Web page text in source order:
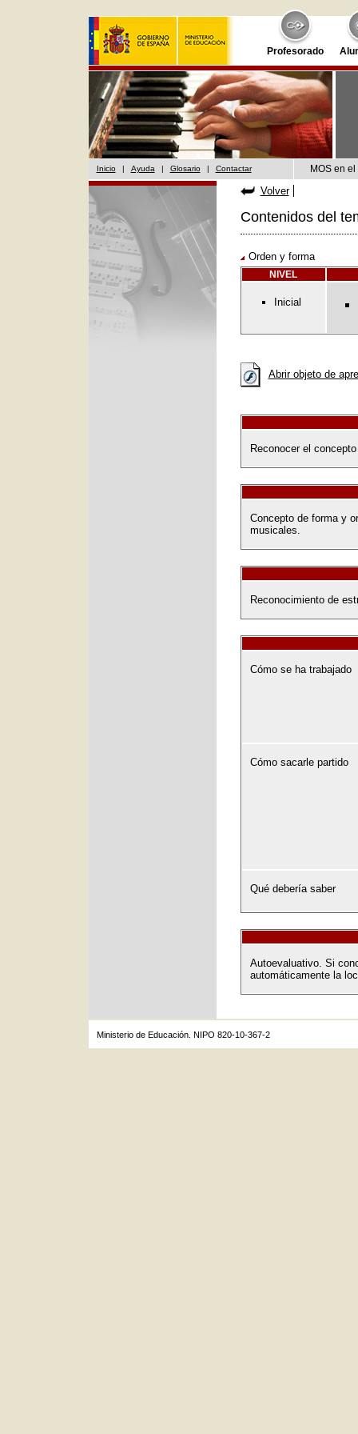
Profesorado
Inicio | Ayuda | Glosario | Contactar MOS en
Volver
Contenidos del
Orden y forma
NIVEL
Inicial
Abrir objeto de
Reconocer el
Concepto de forma y
musicales.
Reconocimiento de
Cómo se ha trabajado
Cómo sacarle partido
Qué debería saber
Autoevaluativo. Si
automáticamente la
Ministerio de Educación. NIPO 820-10-367-2